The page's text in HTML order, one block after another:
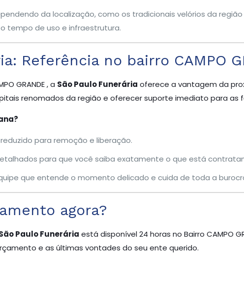
da localização, como os tradicionais velórios da região
tempo de uso e infraestrutura.
Referência no bairro CAMPO
GRANDE , a São Paulo Funerária oferece a vantagem da
renomados da região e oferecer suporte imediato para as
para remoção e liberação.
para que você saiba exatamente o que está
que entende o momento delicado e cuida de toda a
agora?
Paulo Funerária está disponível 24 horas no Bairro CAMPO
e as últimas vontades do seu ente querido.